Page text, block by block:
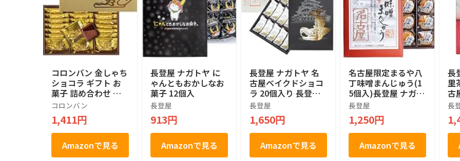
コロンバン 金しゃち
ショコラ ギフト お
菓子 詰め合わせ 個
包装 土産 お菓子 ス
イーツ 銘店 ラング
ドシャ 21枚入り
コロンバン
1,411円
Amazonで見る
長登屋 ナガトヤ に
ゃんともおかしなお
菓子 12個入
長登屋
913円
Amazonで見る
長登屋 ナガトヤ 名
古屋ベイクドショコ
ラ 20個入り 長登屋
オリジナル土産袋付
個包装 焼きショコラ
名古屋土産 焼菓子
お菓子 手土産 お茶
菓子
長登屋
1,650円
Amazonで見る
名古屋限定まるや八
丁味噌まんじゅう(1
5個入)長登屋 ナガト
ヤ 名古屋土産
長登屋
1,250円
Amazonで見る
長
里
古
つ
お
食
取
長